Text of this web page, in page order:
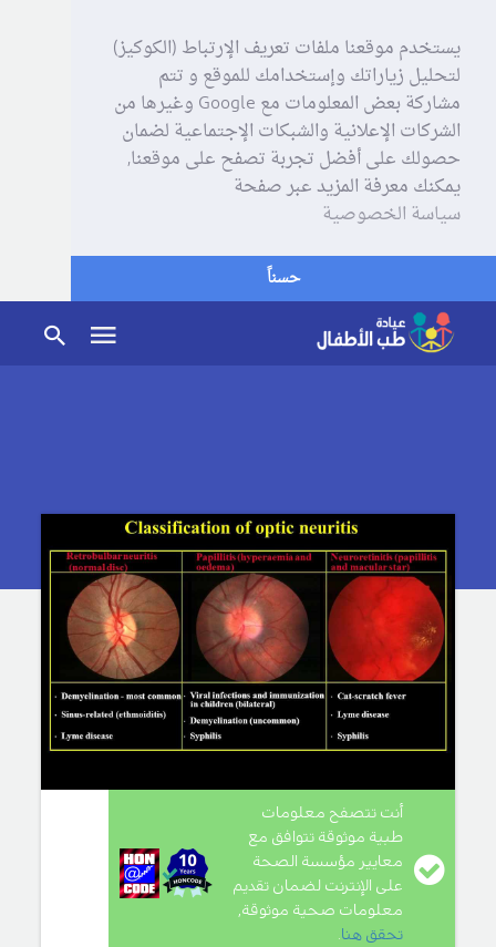
يستخدم موقعنا ملفات تعريف الإرتباط (الكوكيز)
لتحليل زياراتك وإستخدامك للموقع و تتم
مشاركة بعض المعلومات مع Google وغيرها من
الشركات الإعلانية والشبكات الإجتماعية لضمان
حصولك على أفضل تجربة تصفح على موقعنا,
يمكنك معرفة المزيد عبر صفحة
سياسة الخصوصية
حسناً
أنت تتصفح معلومات
طبية موثوقة تتوافق مع
معايير مؤسسة الصحة
على الإنترنت لضمان تقديم
معلومات صحية موثوقة,
تحقق هنا